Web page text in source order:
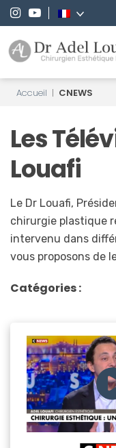
Accueil | CNEWS
Les
Louafi
Le Dr Louafi,
chirurgie plastique
intervenu dans
vous proposons de
Catégories :